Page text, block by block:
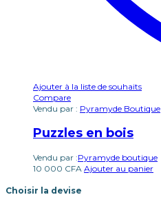
Ajouter à la liste de souhaits
Compare
Vendu par : Pyramyde Boutique
Puzzles en bois
Vendu par :Pyramyde boutique
10 000 CFA Ajouter au panier
Choisir la devise